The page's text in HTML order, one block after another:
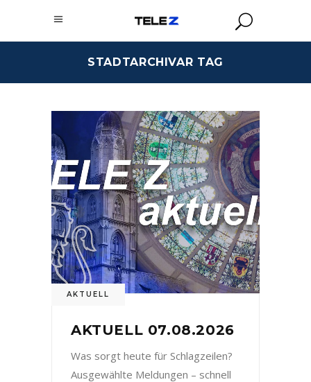
STADTARCHIVAR TAG
AKTUELL
AKTUELL 07.08.2026
Was sorgt heute für Schlagzeilen?
Ausgewählte Meldungen – schnell